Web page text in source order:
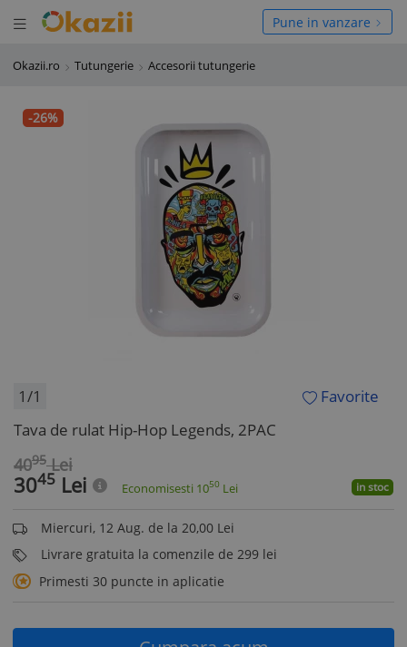
Deschide meniul
meniul Pune in vanzare
Okazii.ro Tutungerie Accesorii tutungerie
-26%
1/1
Favorite
Tava de rulat Hip-Hop Legends, 2PAC
4095 Lei
3045 Lei Economisesti 1050 Lei in stoc
Miercuri, 12 Aug. de la 20,00 Lei
Livrare gratuita la comenzile de 299 lei
Primesti 30 puncte in aplicatie